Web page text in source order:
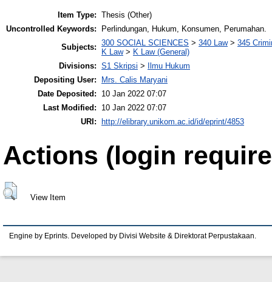
Item Type: Thesis (Other)
Uncontrolled Keywords:
Perlindungan, Hukum, Konsumen, Perumahan.
Subjects: 300 SOCIAL SCIENCES > 340 Law> 345
K Law> K Law (General)
Divisions: S1 Skripsi >
Ilmu Hukum
Depositing User:
Mrs. Calis Maryani
Date Deposited:
10 Jan 2022 07:07
Last Modified:
10 Jan 2022 07:07
URI:
http://elibrary.unikom.ac.id/id/eprint/4853
Actions (login
View Item
Engine by Eprints. Developed by Divisi Website & Direktorat Perpustakaan.